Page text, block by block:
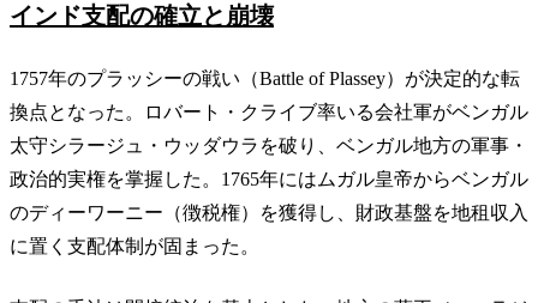
インド支配の確立と崩壊
1757年のプラッシーの戦い（Battle of Plassey）が決定的な転
換点となった。ロバート・クライブ率いる会社軍がベンガル
太守シラージュ・ウッダウラを破り、ベンガル地方の軍事・
政治的実権を掌握した。1765年にはムガル皇帝からベンガル
のディーワーニー（徴税権）を獲得し、財政基盤を地租収入
に置く支配体制が固まった。